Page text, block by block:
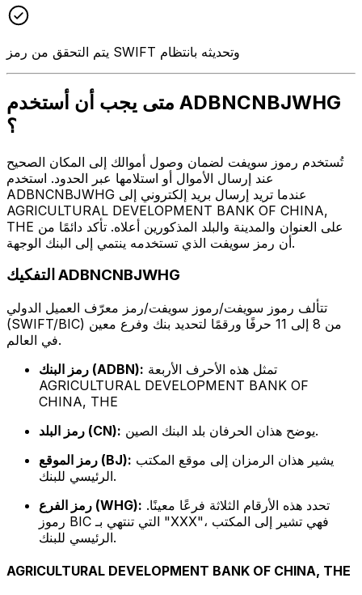
يتم التحقق من رمز SWIFT وتحديثه بانتظام
متى يجب أن أستخدم ADBNCNBJWHG
؟
تُستخدم رموز سويفت لضمان وصول أموالك إلى المكان الصحيح
عند إرسال الأموال أو استلامها عبر الحدود. استخدم
ADBNCNBJWHG عندما تريد إرسال بريد إلكتروني إلى
AGRICULTURAL DEVELOPMENT BANK OF CHINA,
THE على العنوان والمدينة والبلد المذكورين أعلاه. تأكد دائمًا من
أن رمز سويفت الذي تستخدمه ينتمي إلى البنك الوجهة.
التفكيك ADBNCNBJWHG
تتألف رموز سويفت/رموز سويفت/رمز معرّف العميل الدولي
(SWIFT/BIC) من 8 إلى 11 حرفًا ورقمًا لتحديد بنك وفرع معين
في العالم.
رمز البنك (ADBN):
AGRICULTURAL DEVELOPMENT BANK OF
CHINA, THE
رمز البلد (CN):
يوضح هذان الحرفان بلد البنك الصين.
رمز الموقع (BJ):
الرئيسي للبنك.
رمز الفرع (WHG):
رموز BIC التي تنتهي بـ "XXX"، فهي تشير إلى المكتب
الرئيسي للبنك.
AGRICULTURAL DEVELOPMENT BANK OF CHINA, THE